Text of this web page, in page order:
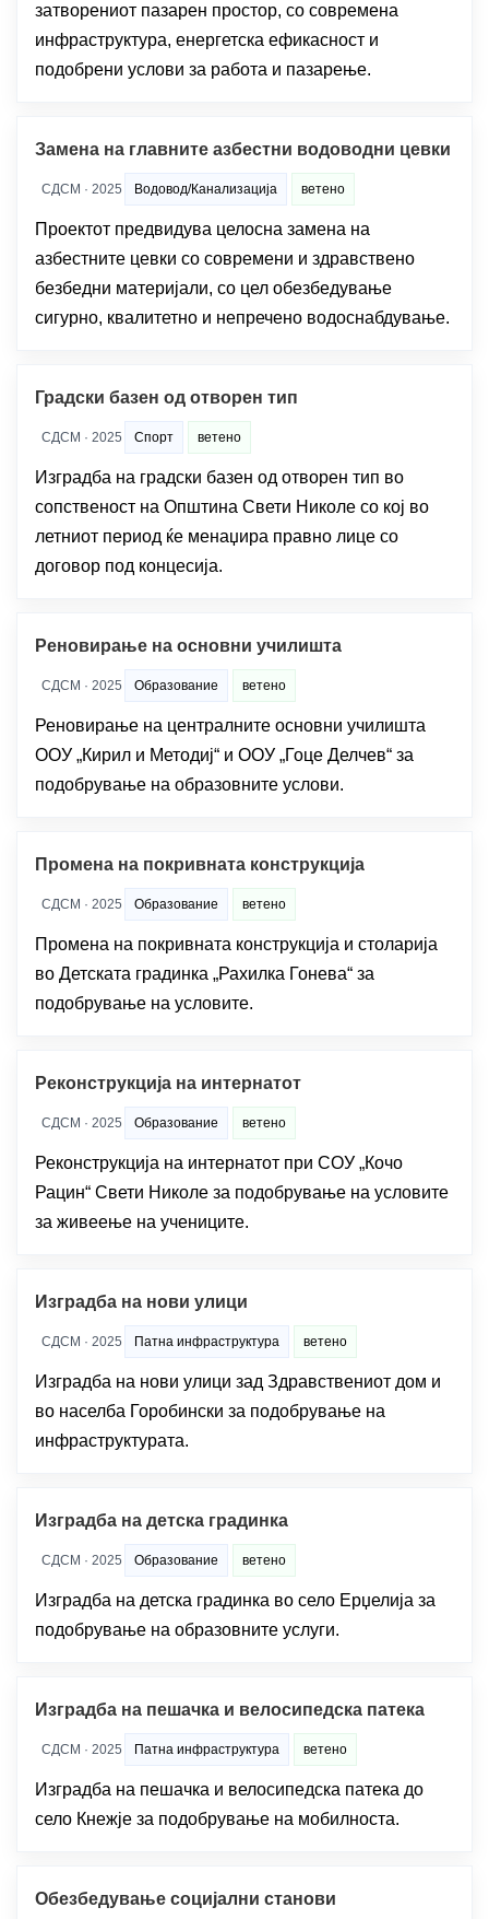
затворениот пазарен простор, со современа
инфраструктура, енергетска ефикасност и
подобрени услови за работа и пазарење.
Замена на главните азбестни водоводни цевки
СДСМ · 2025 Водовод/Канализација ветено
Проектот предвидува целосна замена на
азбестните цевки со современи и здравствено
безбедни материјали, со цел обезбедување
сигурно, квалитетно и непречено водоснабдување.
Градски базен од отворен тип
СДСМ · 2025 Спорт ветено
Изградба на градски базен од отворен тип во
сопственост на Општина Свети Николе со кој во
летниот период ќе менаџира правно лице со
договор под концесија.
Реновирање на основни училишта
СДСМ · 2025 Образование ветено
Реновирање на централните основни училишта
ООУ „Кирил и Методиј“ и ООУ „Гоце Делчев“ за
подобрување на образовните услови.
Промена на покривната конструкција
СДСМ · 2025 Образование ветено
Промена на покривната конструкција и столарија
во Детската градинка „Рахилка Гонева“ за
подобрување на условите.
Реконструкција на интернатот
СДСМ · 2025 Образование ветено
Реконструкција на интернатот при СОУ „Кочо
Рацин“ Свети Николе за подобрување на условите
за живеење на учениците.
Изградба на нови улици
СДСМ · 2025 Патна инфраструктура ветено
Изградба на нови улици зад Здравствениот дом и
во населба Горобински за подобрување на
инфраструктурата.
Изградба на детска градинка
СДСМ · 2025 Образование ветено
Изградба на детска градинка во село Ерџелија за
подобрување на образовните услуги.
Изградба на пешачка и велосипедска патека
СДСМ · 2025 Патна инфраструктура ветено
Изградба на пешачка и велосипедска патека до
село Кнежје за подобрување на мобилноста.
Обезбедување социјални станови